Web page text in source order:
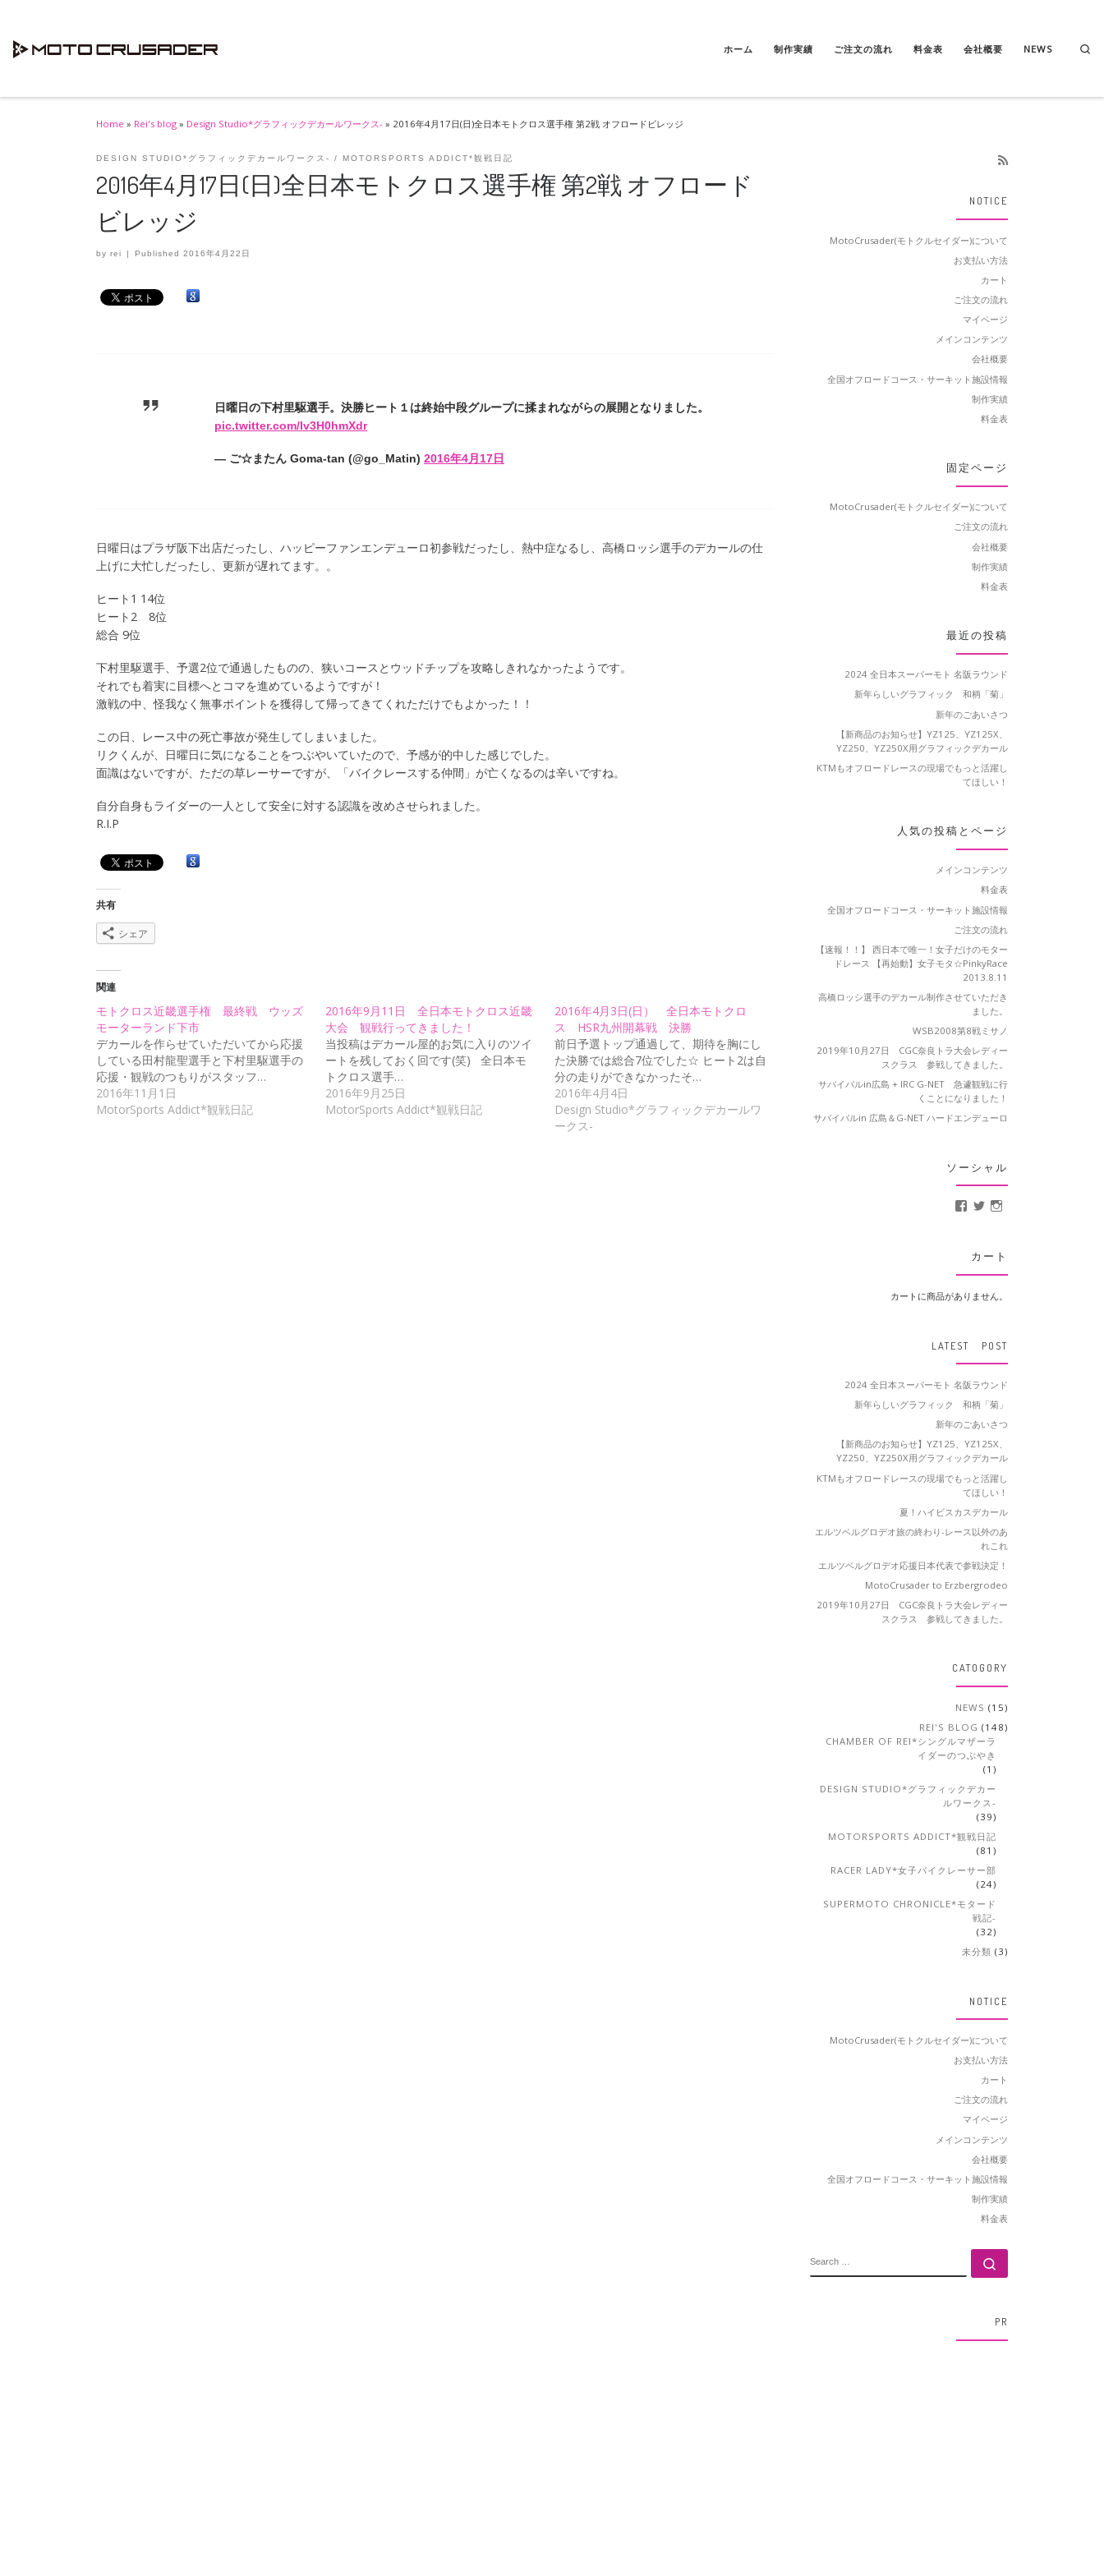
ホーム 制作実績 ご注文の流れ 料金表 会社概要 NEWS
Home » Rei's blog » Design Studio*グラフィックデカールワークス- » 2016年4月17日(日)全日本モトクロス選手権 第2戦 オフロードビレッジ
DESIGN STUDIO*グラフィックデカールワークス- MOTORSPORTS ADDICT*観戦日記
2016年4月17日(日)全日本モトクロス選手権 第2戦 オフロード
ビレッジ
by rei | Published2016年4月22日
日曜日の下村里駆選手。決勝ヒート１は終始中段グループに揉まれながらの展開となりました。
pic.twitter.com/Iv3H0hmXdr
— ご☆またん Goma-tan (@go_Matin) 2016年4月17日
日曜日はプラザ阪下出店だったし、ハッピーファンエンデューロ初参戦だったし、熱中症なるし、高橋ロッシ選手のデカールの仕
上げに大忙しだったし、更新が遅れてます。。
ヒート1 14位
ヒート2 8位
総合 9位
下村里駆選手、予選2位で通過したものの、狭いコースとウッドチップを攻略しきれなかったようです。
それでも着実に目標へとコマを進めているようですが！
激戦の中、怪我なく無事ポイントを獲得して帰ってきてくれただけでもよかった！！
この日、レース中の死亡事故が発生してしまいました。
リクくんが、日曜日に気になることをつぶやいていたので、予感が的中した感じでした。
面識はないですが、ただの草レーサーですが、「バイクレースする仲間」が亡くなるのは辛いですね。
自分自身もライダーの一人として安全に対する認識を改めさせられました。
R.I.P
共有
シェア
関連
モトクロス近畿選手権 最終戦 ウッズ
モーターランド下市
デカールを作らせていただいてから応援
している田村龍聖選手と下村里駆選手の
応援・観戦のつもりがスタッフ…
2016年11月1日
MotorSports Addict*観戦日記
2016年9月11日 全日本モトクロス近畿
大会 観戦行ってきました！
当投稿はデカール屋的お気に入りのツイ
ートを残しておく回です(笑) 全日本モ
トクロス選手…
2016年9月25日
MotorSports Addict*観戦日記
2016年4月3日(日） 全日本モトクロ
ス HSR九州開幕戦 決勝
前日予選トップ通過して、期待を胸にし
た決勝では総合7位でした☆ ヒート2は自
分の走りができなかったそ…
2016年4月4日
Design Studio*グラフィックデカールワ
ークス-
NOTICE
MotoCrusader(モトクルセイダー)について
お支払い方法
カート
ご注文の流れ
マイページ
メインコンテンツ
会社概要
全国オフロードコース・サーキット施設情報
制作実績
料金表
固定ページ
MotoCrusader(モトクルセイダー)について
ご注文の流れ
会社概要
制作実績
料金表
最近の投稿
2024 全日本スーパーモト 名阪ラウンド
新年らしいグラフィック 和柄「菊」
新年のごあいさつ
【新商品のお知らせ】YZ125、YZ125X、
YZ250、YZ250X用グラフィックデカール
KTMもオフロードレースの現場でもっと活躍し
てほしい！
人気の投稿とページ
メインコンテンツ
料金表
全国オフロードコース・サーキット施設情報
ご注文の流れ
【速報！！】 西日本で唯一！女子だけのモター
ドレース 【再始動】女子モタ☆PinkyRace
2013.8.11
高橋ロッシ選手のデカール制作させていただき
ました。
WSB2008第8戦ミサノ
2019年10月27日 CGC奈良トラ大会レディー
スクラス 参戦してきました。
サバイバルin広島 + IRC G-NET 急遽観戦に行
くことになりました！
サバイバルin 広島＆G-NET ハードエンデューロ
ソーシャル
MotoCrusader さんのプ
@MotoCrusader さ
カート
カートに商品がありません。
LATEST POST
2024 全日本スーパーモト 名阪ラウンド
新年らしいグラフィック 和柄「菊」
新年のごあいさつ
【新商品のお知らせ】YZ125、YZ125X、
YZ250、YZ250X用グラフィックデカール
KTMもオフロードレースの現場でもっと活躍し
てほしい！
夏！ハイビスカスデカール
エルツベルグロデオ旅の終わり-レース以外のあ
れこれ
エルツベルグロデオ応援日本代表で参戦決定！
MotoCrusader to Erzbergrodeo
2019年10月27日 CGC奈良トラ大会レディー
スクラス 参戦してきました。
CATOGORY
NEWS (15)
REI'S BLOG (148)
CHAMBER OF REI*シングルマザーラ
イダーのつぶやき
(1)
DESIGN STUDIO*グラフィックデカー
ルワークス-
(39)
MOTORSPORTS ADDICT*観戦日記
(81)
RACER LADY*女子バイクレーサー部
(24)
SUPERMOTO CHRONICLE*モタード
戦記-
(32)
未分類 (3)
NOTICE
MotoCrusader(モトクルセイダー)について
お支払い方法
カート
ご注文の流れ
マイページ
メインコンテンツ
会社概要
全国オフロードコース・サーキット施設情報
制作実績
料金表
PR